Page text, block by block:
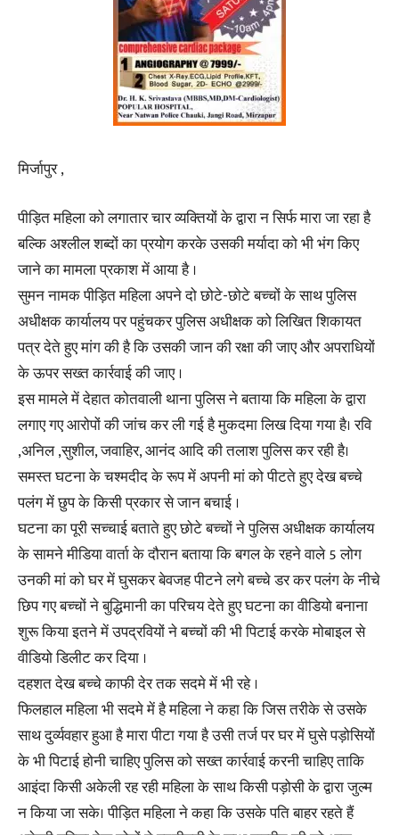
मिर्जापुर ,
पीड़ित महिला को लगातार चार व्यक्तियों के द्वारा न सिर्फ मारा जा रहा है
बल्कि अश्लील शब्दों का प्रयोग करके उसकी मर्यादा को भी भंग किए
जाने का मामला प्रकाश में आया है ।
सुमन नामक पीड़ित महिला अपने दो छोटे-छोटे बच्चों के साथ पुलिस
अधीक्षक कार्यालय पर पहुंचकर पुलिस अधीक्षक को लिखित शिकायत
पत्र देते हुए मांग की है कि उसकी जान की रक्षा की जाए और अपराधियों
के ऊपर सख्त कार्रवाई की जाए ।
इस मामले में देहात कोतवाली थाना पुलिस ने बताया कि महिला के द्वारा
लगाए गए आरोपों की जांच कर ली गई है मुकदमा लिख दिया गया है। रवि
,अनिल ,सुशील, जवाहिर, आनंद आदि की तलाश पुलिस कर रही है।
समस्त घटना के चश्मदीद के रूप में अपनी मां को पीटते हुए देख बच्चे
पलंग में छुप के किसी प्रकार से जान बचाई ।
घटना का पूरी सच्चाई बताते हुए छोटे बच्चों ने पुलिस अधीक्षक कार्यालय
के सामने मीडिया वार्ता के दौरान बताया कि बगल के रहने वाले 5 लोग
उनकी मां को घर में घुसकर बेवजह पीटने लगे बच्चे डर कर पलंग के नीचे
छिप गए बच्चों ने बुद्धिमानी का परिचय देते हुए घटना का वीडियो बनाना
शुरू किया इतने में उपद्रवियों ने बच्चों की भी पिटाई करके मोबाइल से
वीडियो डिलीट कर दिया ।
दहशत देख बच्चे काफी देर तक सदमे में भी रहे ।
फिलहाल महिला भी सदमे में है महिला ने कहा कि जिस तरीके से उसके
साथ दुर्व्यवहार हुआ है मारा पीटा गया है उसी तर्ज पर घर में घुसे पड़ोसियों
के भी पिटाई होनी चाहिए पुलिस को सख्त कार्रवाई करनी चाहिए ताकि
आइंदा किसी अकेली रह रही महिला के साथ किसी पड़ोसी के द्वारा जुल्म
न किया जा सके। पीड़ित महिला ने कहा कि उसके पति बाहर रहते हैं